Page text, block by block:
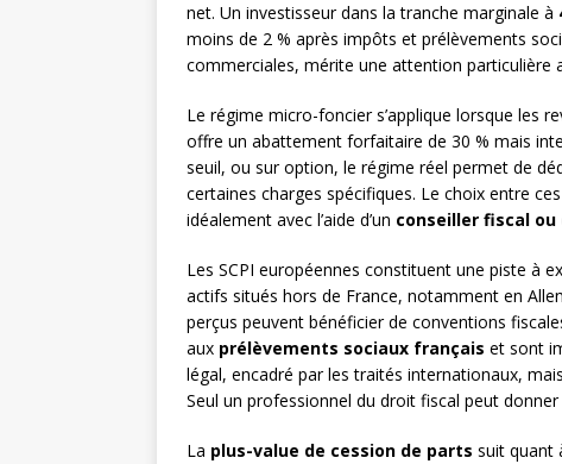
net. Un investisseur dans la tranche marginale à
moins de 2 % après impôts et prélèvements
commerciales, mérite une attention particulière
Le régime micro-foncier s’applique lorsque les
offre un abattement forfaitaire de 30 % mais
seuil, ou sur option, le régime réel permet de
certaines charges spécifiques. Le choix entre
idéalement avec l’aide d’un conseiller fiscal ou
Les SCPI européennes constituent une piste à
actifs situés hors de France, notamment en
perçus peuvent bénéficier de conventions
aux prélèvements sociaux français et sont
légal, encadré par les traités internationaux,
Seul un professionnel du droit fiscal peut
La plus-value de cession de parts suit quant